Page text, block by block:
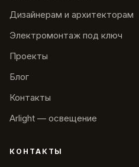
Дизайнерам и архитекторам
Электромонтаж под ключ
Проекты
Блог
Контакты
Arlight — освещение
КОНТАКТЫ